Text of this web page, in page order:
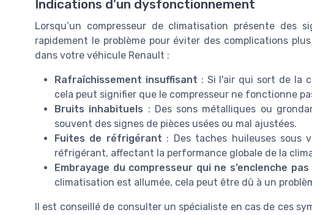
Indications d'un dysfonctionnement
Lorsqu’un compresseur de climatisation présente des
rapidement le problème pour éviter des complications
dans votre véhicule Renault :
Rafraîchissement insuffisant : Si l'air qui sort de la
cela peut signifier que le compresseur ne fonctionne
Bruits inhabituels : Des sons métalliques ou
souvent des signes de pièces usées ou mal ajustées.
Fuites de réfrigérant : Des taches huileuses sous
réfrigérant, affectant la performance globale de la
Embrayage du compresseur qui ne s’enclenche pas
climatisation est allumée, cela peut être dû à un
Il est conseillé de consulter un spécialiste en cas de ces